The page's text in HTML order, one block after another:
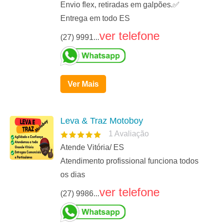
Envio flex, retiradas em galpões.✅
Entrega em todo ES
(27) 9991...ver telefone
Ver Mais
Leva & Traz Motoboy
1 Avaliação
Atende Vitória/ ES
Atendimento profissional funciona todos
os dias
(27) 9986...ver telefone